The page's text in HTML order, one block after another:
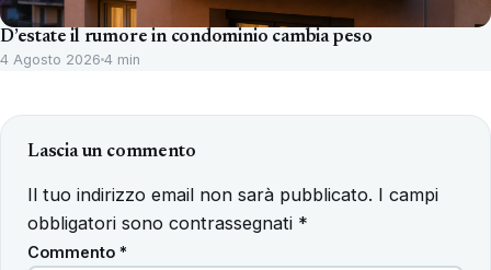
D’estate il rumore in condominio cambia peso
4 Agosto 2026 4 min
Lascia un commento
Il tuo indirizzo email non sarà pubblicato. I campi
obbligatori sono contrassegnati *
Commento *